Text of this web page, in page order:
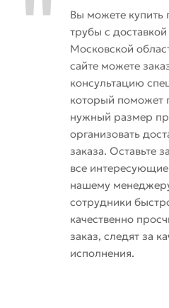
Вы можете
трубы с
Московской
сайте можете
консультацию
который поможет
нужный размер
организовать
заказа. Оставьте
все
нашему
сотрудники
качественно
заказ, следят за
исполнения.